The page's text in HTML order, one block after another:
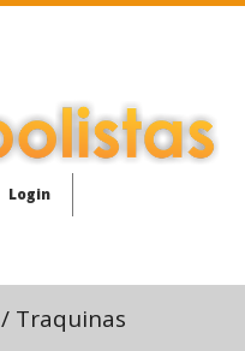
Login
/ Traquinas